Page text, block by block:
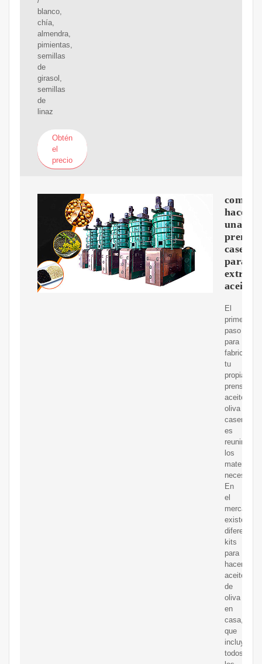
blanco,
chía,
almendra,
pimientas,
semillas
de
girasol,
semillas
de
linaz
Obtén
el
precio
como
hacer
una
prensa
casera
para
extraer
aceite
El
primer
paso
para
fabricar
tu
propia
prensa
aceite
oliva
casera
es
reunir
los
materiales
En
el
mercado
existen
diferentes
kits
para
hacer
aceite
de
oliva
en
casa,
que
incluyen
todos